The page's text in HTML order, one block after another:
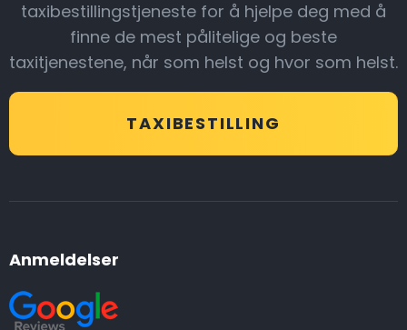
taxibestillingstjeneste for å hjelpe deg med å
finne de mest pålitelige og beste
taxitjenestene, når som helst og hvor som helst.
TAXIBESTILLING
Anmeldelser